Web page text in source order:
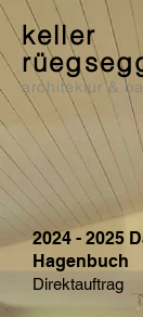
keller
architektur &
2024 - 2025
Hagenbuch
Direktauftrag